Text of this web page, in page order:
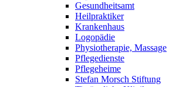
Gesundheitsamt
Heilpraktiker
Krankenhaus
Logopädie
Physiotherapie, Massage
Pflegedienste
Pflegeheime
Stefan Morsch Stiftung